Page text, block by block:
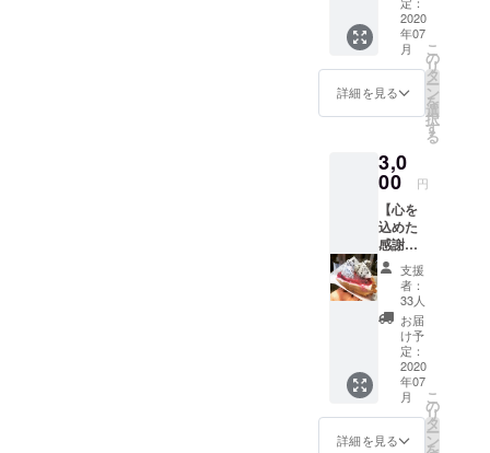
ンチに
はサラ
ダと
スープ
が付き
ます。
※有効期
2023年
7月末ま
で
2020
年07
月
詳細を見る
こ
の
リ
タ
ー
ン
を
選
択
す
る
3,0
00 円
【心を
込めた
感謝の
手紙】
【ラン
チ+ドリ
ンク
+ケーキ
セット2
枚】 ラ
ンチに
はサラ
ダと
スープ
支援
者：
33人
お届
け予
定：
2020
年07
月
詳細を見る
こ
の
リ
タ
ー
ン
を